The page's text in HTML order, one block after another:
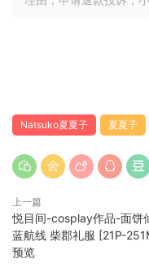
Natsuko夏夏子 夏夏子
上一篇
悦目间-cosplay作品-面饼
蓝航线 柴郡礼服 [21P-
预览